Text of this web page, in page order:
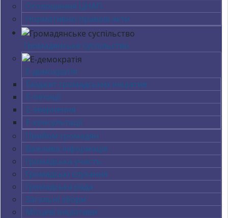
Оголошення ЦНАП
Нормативно-правові акти
Громадянське суспільство
Е-демократія
Бюджет громадських ініціатив
Е-петиції
Е-звернення
Е-консультації
Прийом громадян
Важлива інформація
Громадська участь
Громадські слухання
Громадська рада
Загальні збори
Місцеві ініціативи